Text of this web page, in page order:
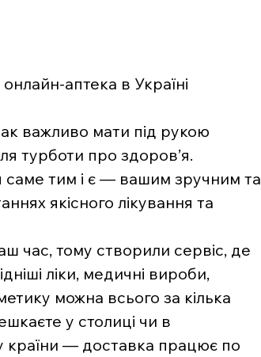
аптека в Україні
важливо мати під рукою
турботи про здоров’я.
саме тим і є — вашим зручним та
якісного лікування та
час, тому створили сервіс, де
ліки, медичні вироби,
можна всього за кілька
у столиці чи в
країни — доставка працює по